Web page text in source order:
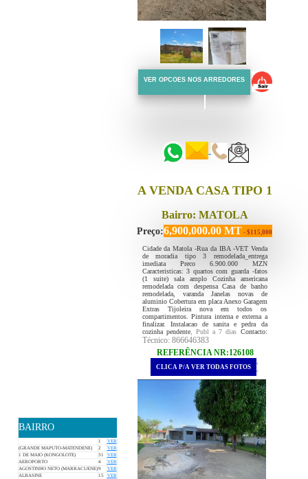
BAIRRO
1
VER
(GRANDE MAPUTO-MATENDENE)
2
VER
1 DE MAIO (KONGOLOTE)
31
VER
AEROPORTO
4
VER
AGOSTINHO NETO (MARRACUENE)9
VER
ALBASINE
15
VER
VER OPCOES NOS ARREDORES
A VENDA CASA TIPO 1
Bairro: MATOLA
Preço:6,900,000.00 MT - $115,000
Cidade da Matola -Rua da IBA -VET Venda
de moradia tipo 3 remodelada_entrega
imediata Preco 6.900.000 MZN
Caracteristicas: 3 quartos com guarda -fatos
(1 suite) sala amplo Cozinha americana
remodelada com despensa Casa de banho
remodelada, varanda Janelas novas de
aluminio Cobertura em placa Anexo Garagem
Extras Tijoleira nova em todos os
compartimentos. Pintura interna e externa a
finalizar. Instalacao de sanita e pedra da
cozinha pendente, Publ a 7 dias Contacto:
Técnico: 866646383
REFERÊNCIA NR:126108
.
CLICA P/A VER TODAS FOTOS .